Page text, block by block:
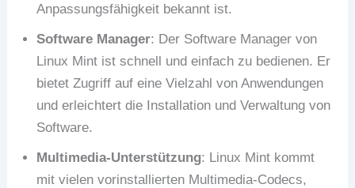
Anpassungsfähigkeit bekannt ist.
Software Manager: Der Software Manager von
Linux Mint ist schnell und einfach zu bedienen. Er
bietet Zugriff auf eine Vielzahl von Anwendungen
und erleichtert die Installation und Verwaltung von
Software.
Multimedia-Unterstützung: Linux Mint kommt
mit vielen vorinstallierten Multimedia-Codecs,